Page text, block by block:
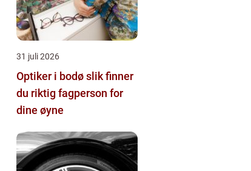
31 juli 2026
Optiker i bodø slik finner
du riktig fagperson for
dine øyne